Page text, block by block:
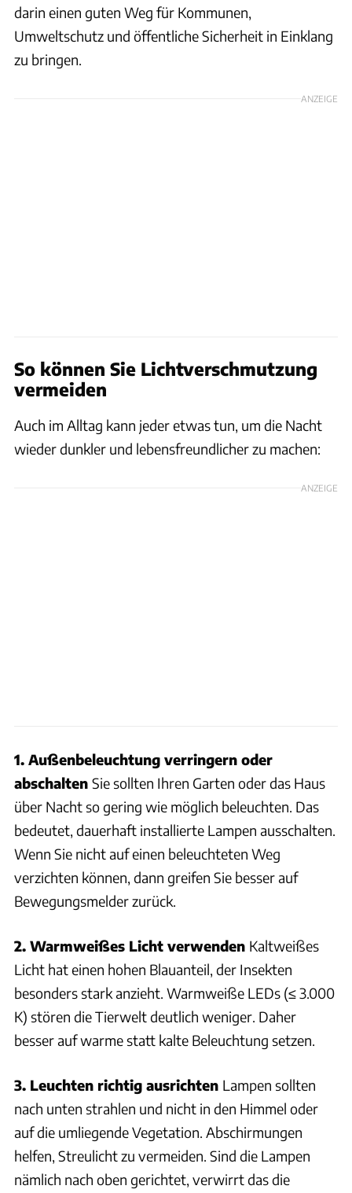
darin einen guten Weg für Kommunen,
Umweltschutz und öffentliche Sicherheit in Einklang
zu bringen.
ANZEIGE
So können Sie Lichtverschmutzung
vermeiden
Auch im Alltag kann jeder etwas tun, um die Nacht
wieder dunkler und lebensfreundlicher zu machen:
ANZEIGE
1. Außenbeleuchtung verringern oder
abschalten Sie sollten Ihren Garten oder das Haus
über Nacht so gering wie möglich beleuchten. Das
bedeutet, dauerhaft installierte Lampen ausschalten.
Wenn Sie nicht auf einen beleuchteten Weg
verzichten können, dann greifen Sie besser auf
Bewegungsmelder zurück.
2. Warmweißes Licht verwenden Kaltweißes
Licht hat einen hohen Blauanteil, der Insekten
besonders stark anzieht. Warmweiße LEDs (≤ 3.000
K) stören die Tierwelt deutlich weniger. Daher
besser auf warme statt kalte Beleuchtung setzen.
3. Leuchten richtig ausrichten Lampen sollten
nach unten strahlen und nicht in den Himmel oder
auf die umliegende Vegetation. Abschirmungen
helfen, Streulicht zu vermeiden. Sind die Lampen
nämlich nach oben gerichtet, verwirrt das die